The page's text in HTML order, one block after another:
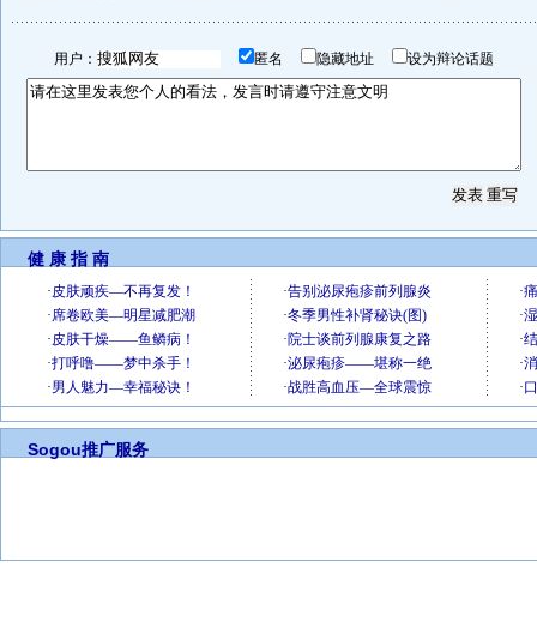
用户： 匿名 隐藏地址 设为辩论话题
健 康 指 南
Sogou推广服务